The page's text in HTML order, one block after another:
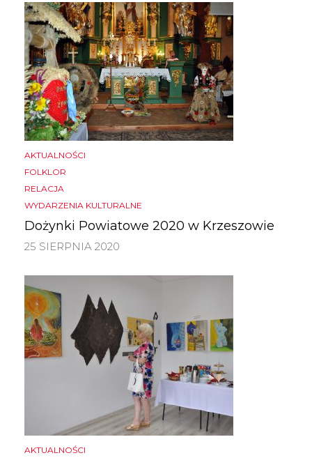
AKTUALNOŚCI
FOLKLOR
RELACJA
WYDARZENIA KULTURALNE
Dożynki Powiatowe 2020 w Krzeszowie
25 SIERPNIA 2020
AKTUALNOŚCI